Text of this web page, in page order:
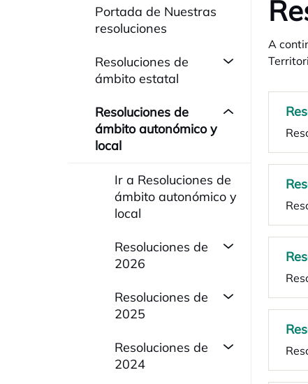
Portada de Nuestras
resoluciones
Resoluciones de
ámbito estatal
Resoluciones de
ámbito autonómico y
local
Ir a Resoluciones de
ámbito autonómico y
local
Resoluciones de
2026
Resoluciones de
2025
Resoluciones de
2024
A